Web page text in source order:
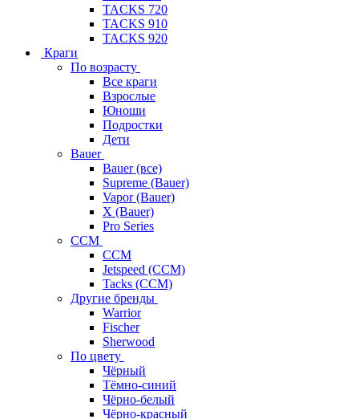
TACKS 720
TACKS 910
TACKS 920
Краги
По возрасту
Все краги
Взрослые
Юноши
Подростки
Дети
Bauer
Bauer (все)
Supreme (Bauer)
Vapor (Bauer)
X (Bauer)
Pro Series
CCM
CCM
Jetspeed (CCM)
Tacks (CCM)
Другие бренды
Warrior
Fischer
Sherwood
По цвету
Чёрный
Тёмно-синий
Чёрно-белый
Чёрно-красный